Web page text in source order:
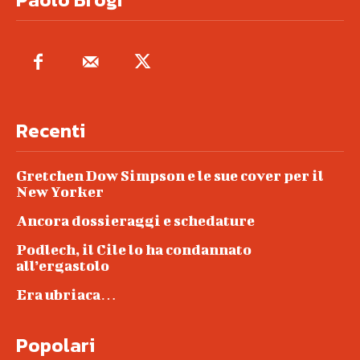
Recenti
Gretchen Dow Simpson e le sue cover per il
New Yorker
Ancora dossieraggi e schedature
Podlech, il Cile lo ha condannato
all’ergastolo
Era ubriaca…
Popolari